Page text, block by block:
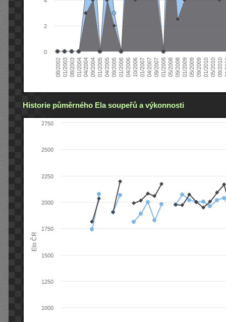
08/200201/200308/200301/200404/200409/200401/200504/200509/200501/200604/200610/200601/200704/200709/200701/200805/200809/200801/200905/200909/200901/201005/201009/2010
0
2
Historie půměrného Ela soupeřů a výkonnosti
Elo ČR
1000
1250
1500
1750
2000
2250
2500
2750